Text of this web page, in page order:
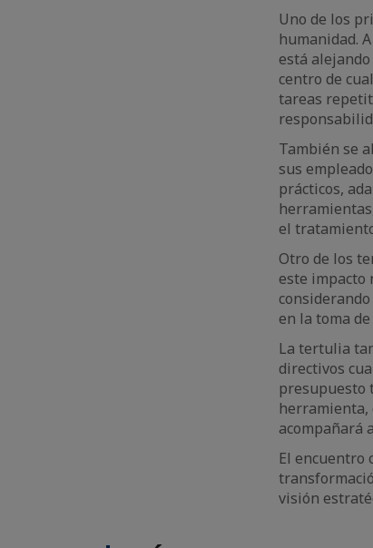
Uno de los
humanidad.
está
centro de
tareas
También se
sus
prácticos,
el
Otro de los
este impacto
en la toma
La tertulia
directivos
presupuesto
herramienta,
acompañará
El encuentro
visión